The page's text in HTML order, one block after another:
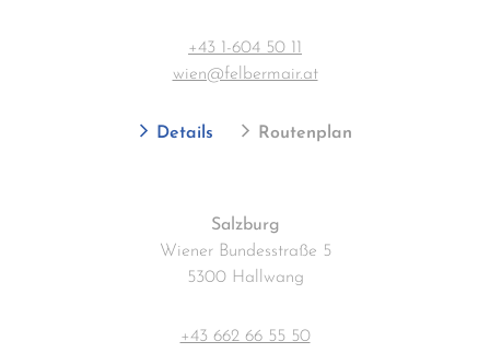
+43 1-604 50 11
wien@felbermair.at
Details Routenplan
Salzburg
Wiener Bundesstraße 5
5300 Hallwang
+43 662 66 55 50